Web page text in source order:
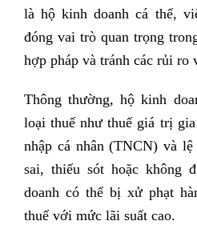
là hộ kinh doanh cá thể,
đóng vai trò quan trọng
hợp pháp và tránh các rủi ro
Thông thường, hộ kinh
loại thuế như thuế giá trị
nhập cá nhân (TNCN) và
sai, thiếu sót hoặc không
doanh có thể bị xử phạt
thuế với mức lãi suất cao.